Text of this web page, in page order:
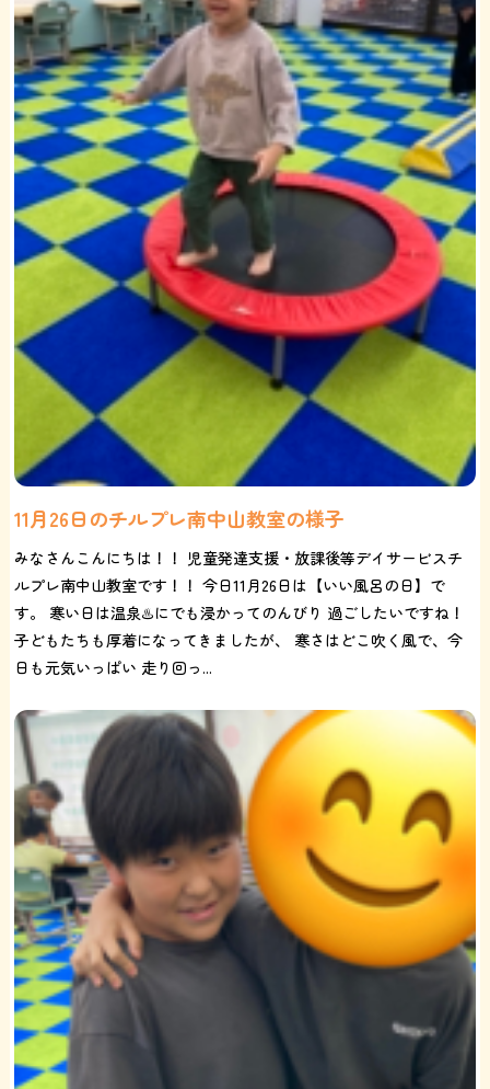
11月26日のチルプレ南中山教室の様子
みなさんこんにちは！！ 児童発達支援・放課後等デイサービスチ
ルプレ南中山教室です！！ 今日11月26日は【いい風呂の日】で
す。 寒い日は温泉♨️にでも浸かってのんびり 過ごしたいですね！
子どもたちも厚着になってきましたが、 寒さはどこ吹く風で、今
日も元気いっぱい 走り回っ...